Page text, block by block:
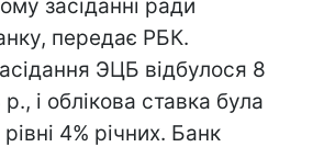
засіданні ради
передає РБК.
ЭЦБ відбулося 8
і облікова ставка була
4% річних. Банк